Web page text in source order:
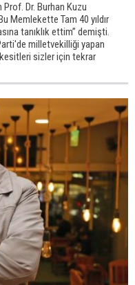
Dr. Burhan Kuzu
Memlekette Tam 40 yıldır
tanıklık ettim” demişti.
milletvekilliği yapan
sizler için tekrar